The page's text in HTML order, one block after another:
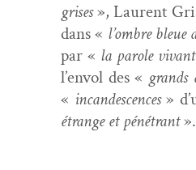
gris­es», Lau­rent
dans « l’ombre bleue
par « la parole
l’envol des « grands
« incan­des­cences»
étrange et péné­trant».